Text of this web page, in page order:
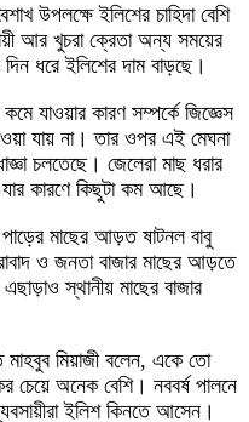
উপলক্ষে ইলিশের চাহিদা বেশি
আর খুচরা ক্রেতা অন্য সময়ের
ধরে ইলিশের দাম বাড়ছে।
যাওয়ার কারণ সম্পর্কে জিজ্ঞেস
যায় না। তার ওপর এই মেঘনা
চলতেছে। জেলেরা মাছ ধরার
যার কারণে কিছুটা কম আছে।
মাছের আড়ত ষাটনল বাবু
ও জনতা বাজার মাছের আড়তে
স্থানীয় মাছের বাজার
মিয়াজী বলেন, একে তো
চেয়ে অনেক বেশি। নববর্ষ পালনে
ইলিশ কিনতে আসেন।